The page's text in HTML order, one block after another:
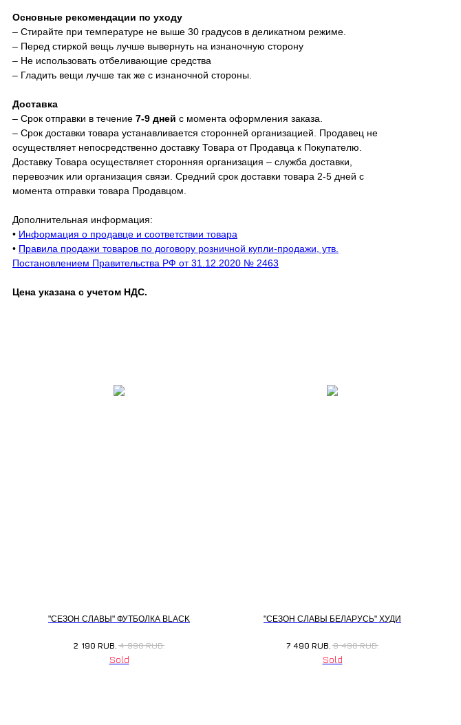
Основные рекомендации по уходу
– Стирайте при температуре не выше 30 градусов в деликатном режиме.
– Перед стиркой вещь лучше вывернуть на изнаночную сторону
– Не использовать отбеливающие средства
– Гладить вещи лучше так же с изнаночной стороны.
Доставка
– Срок отправки в течение 7-9 дней с момента оформления заказа.
– Срок доставки товара устанавливается сторонней организацией. Продавец не
осуществляет непосредственно доставку Товара от Продавца к Покупателю.
Доставку Товара осуществляет сторонняя организация – служба доставки,
перевозчик или организация связи. Средний срок доставки товара 2-5 дней с
момента отправки товара Продавцом.
Дополнительная информация:
• Информация о продавце и соответствии товара
• Правила продажи товаров по договору розничной купли-продажи, утв.
Постановлением Правительства РФ от 31.12.2020 № 2463
Цена указана с учетом НДС.
"СЕЗОН СЛАВЫ" ФУТБОЛКА BLACK
2 190 RUB. 4 990 RUB.
"СЕЗОН СЛАВЫ БЕЛАРУСЬ" ХУДИ
7 490 RUB. 8 490 RUB.